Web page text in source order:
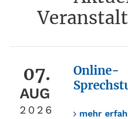
07.
AUG
2026
Online-
mehr